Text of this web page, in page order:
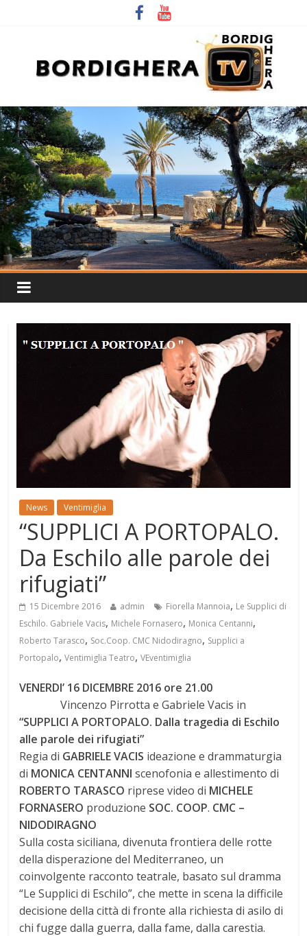
News Ventimiglia
“SUPPLICI A PORTOPALO.
Da Eschilo alle parole dei
rifugiati”
15 Dicembre 2016 admin Fiorella Mannoia, Le Supplici di
Eschilo. Gabriele Vacis, Michele Fornasero, Monica Centanni,
Roberto Tarasco, Soc.Coop. CMC Nidodiragno, Supplici a
Portopalo,Ventimiglia Teatro,VEventimiglia
VENERDI’ 16 DICEMBRE 2016 ore 21.00
Vincenzo Pirrotta e Gabriele Vacis in
“SUPPLICI A PORTOPALO. Dalla tragedia di Eschilo
alle parole dei rifugiati”
Regia di GABRIELE VACIS ideazione e drammaturgia
di MONICA CENTANNI scenofonia e allestimento di
ROBERTO TARASCO riprese video di MICHELE
FORNASERO produzione SOC. COOP. CMC –
NIDODIRAGNO
Sulla costa siciliana, divenuta frontiera delle rotte
della disperazione del Mediterraneo, un
coinvolgente racconto teatrale, basato sul dramma
“Le Supplici di Eschilo”, che mette in scena la difficile
decisione della città di fronte alla richiesta di asilo di
chi fugge dalla guerra, dalla fame, dalla carestia.